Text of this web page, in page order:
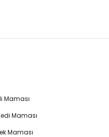
Maması
Maması
Maması